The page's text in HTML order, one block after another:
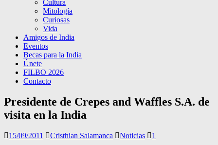
Cultura
Mitología
Curiosas
Vida
Amigos de India
Eventos
Becas para la India
Únete
FILBO 2026
Contacto
Presidente de Crepes and Waffles S.A. de
visita en la India
15/09/2011 Cristhian Salamanca Noticias 1